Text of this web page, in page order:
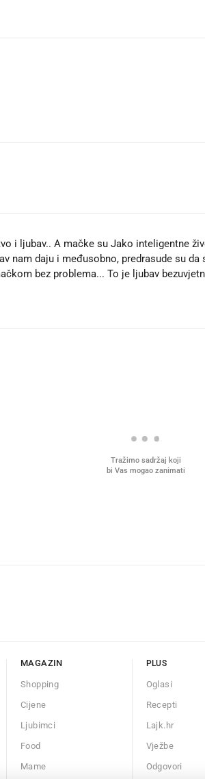
i ljubav.. A mačke su Jako inteligentne
nam daju i međusobno, predrasude su da
bez problema... To je ljubav
Tražimo sadržaj koji
bi Vas mogao zanimati
MAGAZIN
Shopping
Cijene
Ljubimci
Food
Mame
PLUS
Oglasi
Recepti
Lajk.hr
Vježbe
Odgovori